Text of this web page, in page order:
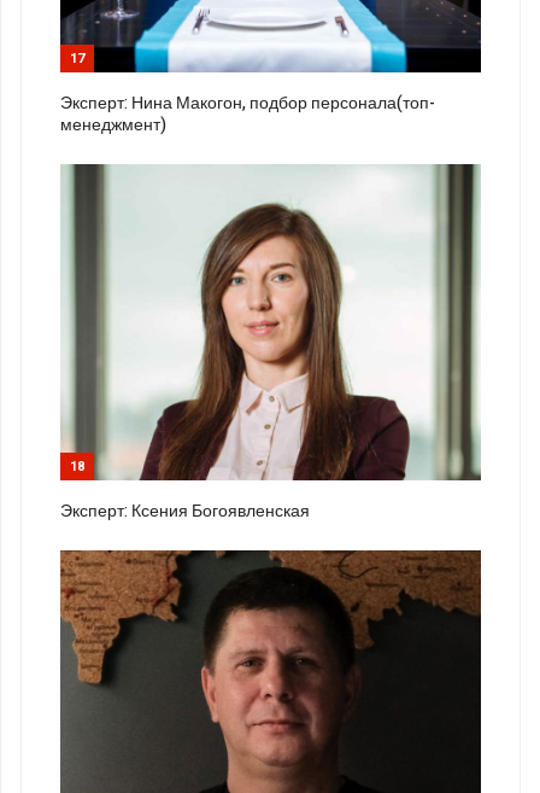
17
Эксперт: Нина Макогон, подбор персонала(топ-
менеджмент)
18
Эксперт: Ксения Богоявленская